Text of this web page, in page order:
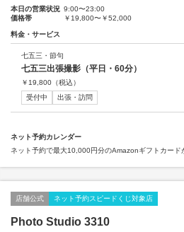
本日の営業状況 9:00〜23:00
価格帯
￥19,800〜￥52,000
料金・サービス
七五三・節句
七五三出張撮影（平日・60分）
￥ 19,800 （税込）
受付中
出張・訪問
ネット予約カレンダー
ネット予約で最大10,000円分のAmazonギフトカード
店舗公式 ネット予約スピードくじ対象店
Photo Studio 3310